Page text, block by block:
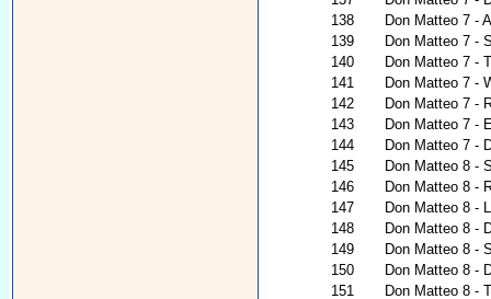
138
Don Matteo 7 -
139
Don Matteo 7 -
140
Don Matteo 7 -
141
Don Matteo 7 -
142
Don Matteo 7 -
143
Don Matteo 7 -
144
Don Matteo 7 -
145
Don Matteo 8 -
146
Don Matteo 8 -
147
Don Matteo 8 -
148
Don Matteo 8 -
149
Don Matteo 8 -
150
Don Matteo 8 -
151
Don Matteo 8 -